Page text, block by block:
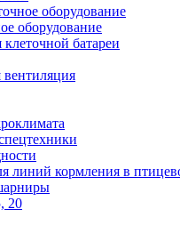
оборудование
оборудование
батареи
линий кормления в
20